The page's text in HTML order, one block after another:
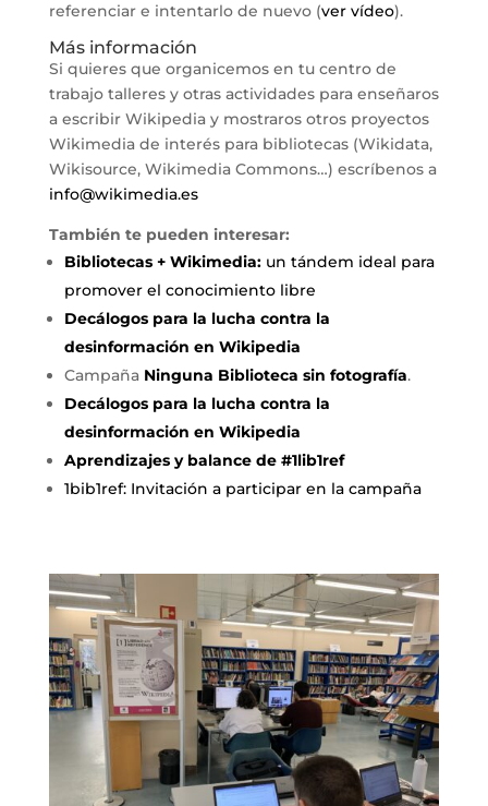
referenciar e intentarlo de nuevo (ver vídeo).
Más información
Si quieres que organicemos en tu centro de
trabajo talleres y otras actividades para enseñaros
a escribir Wikipedia y mostraros otros proyectos
Wikimedia de interés para bibliotecas (Wikidata,
Wikisource, Wikimedia Commons…) escríbenos a
info@wikimedia.es
También te pueden interesar:
Bibliotecas + Wikimedia: un tándem ideal para
promover el conocimiento libre
Decálogos para la lucha contra la
desinformación en Wikipedia
Campaña Ninguna Biblioteca sin fotografía.
Decálogos para la lucha contra la
desinformación en Wikipedia
Aprendizajes y balance de #1lib1ref
1bib1ref: Invitación a participar en la campaña